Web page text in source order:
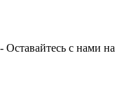
с нами на